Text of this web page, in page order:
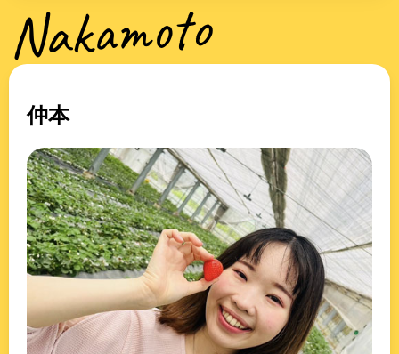
Nakamoto
仲本